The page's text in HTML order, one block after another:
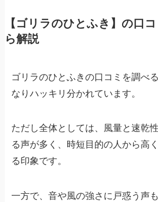
【ゴリラのひとふき】の口
ら解説
ゴリラのひとふきの口コミを調べ
なりハッキリ分かれています。
ただし全体としては、風量と速乾
る声が多く、時短目的の人から高
る印象です。
一方で、音や風の強さに戸惑う声